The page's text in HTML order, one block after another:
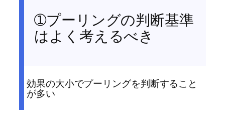
➀プーリングの判断基準
はよく考えるべき
効果の大小でプーリングを判断すること
が多い